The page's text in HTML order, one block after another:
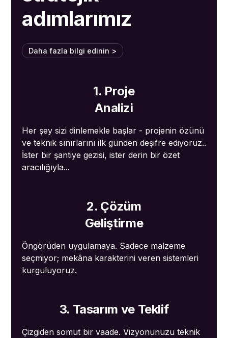
adımlarımız
Daha fazla bilgi edinin >
1. Proje
Analizi
Her şey sizi dinlemekle başlar - projenin özünü
ve teknik sınırlarını ilk günden deşifre ediyoruz..
İster bir şantiye gezisi, ister derin bir özet
aracılığıyla...
2. Çözüm
Geliştirme
Öngörüden uygulamaya. Sadece malzeme
seçmiyor; mekâna karakterini veren sistemleri
kurguluyoruz.
3. Tasarım ve Teklif
Çizgiden somut bir vaade. Vizyonunuzu teknik